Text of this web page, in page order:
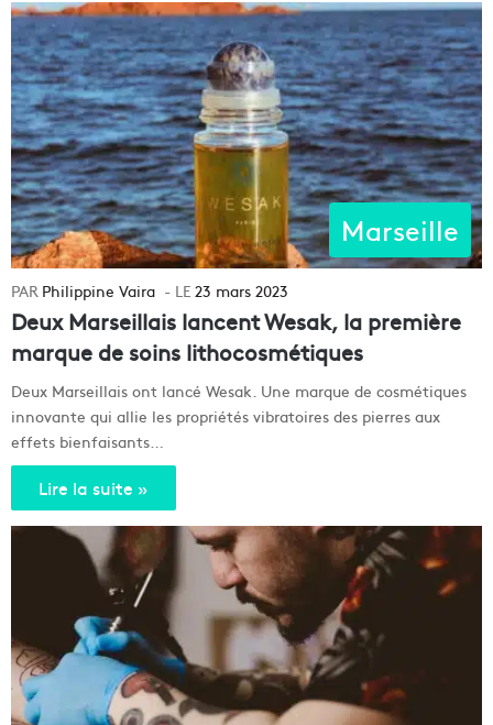
Marseille
Philippine Vaira 23 mars 2023
Deux Marseillais lancent Wesak, la première
marque de soins lithocosmétiques
Deux Marseillais ont lancé Wesak. Une marque de cosmétiques
innovante qui allie les propriétés vibratoires des pierres aux
effets bienfaisants…
Lire la suite »